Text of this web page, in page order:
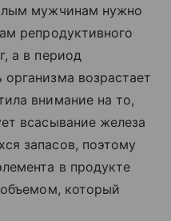
мужчинам нужно
репродуктивного
а в период
возрастает
внимание на то,
всасывание железа
запасов, поэтому
в продукте
который